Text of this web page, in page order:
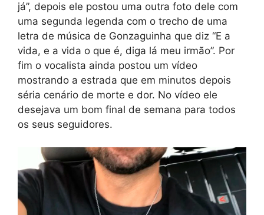
já”, depois ele postou uma outra foto dele com
uma segunda legenda com o trecho de uma
letra de música de Gonzaguinha que diz “E a
vida, e a vida o que é, diga lá meu irmão”. Por
fim o vocalista ainda postou um vídeo
mostrando a estrada que em minutos depois
séria cenário de morte e dor. No vídeo ele
desejava um bom final de semana para todos
os seus seguidores.